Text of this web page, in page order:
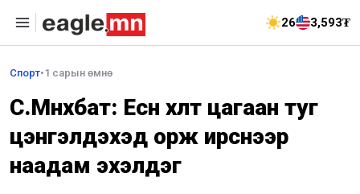
26 3,593₮
Спорт•1 сарын өмнө
С.Мөнхбат: Есөн хөлт цагаан туг
цэнгэлдэхэд орж ирснээр
наадам эхэлдэг